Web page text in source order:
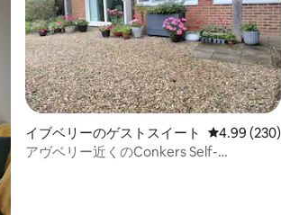
イブベリーのゲストスイート レビュー
4.99 (230)
アヴベリー近くのConkers Self-